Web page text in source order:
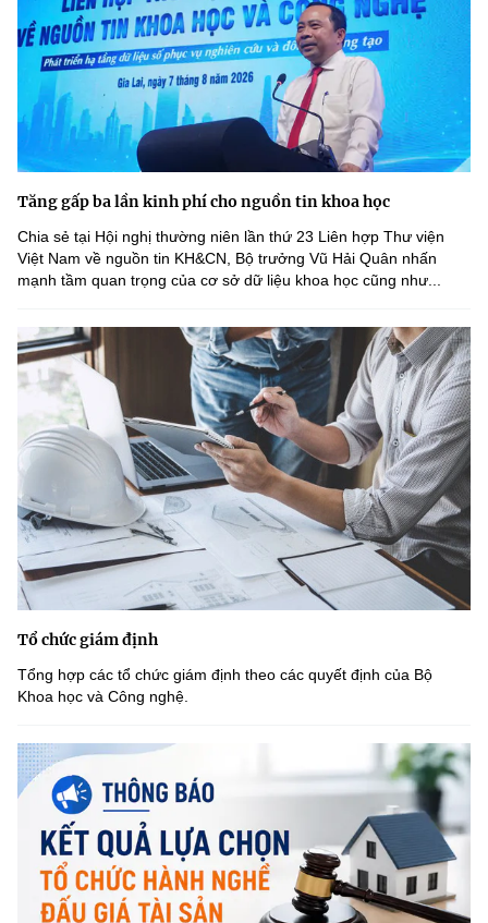
Tăng gấp ba lần kinh phí cho nguồn tin khoa học
Chia sẻ tại Hội nghị thường niên lần thứ 23 Liên hợp Thư viện
Việt Nam về nguồn tin KH&CN, Bộ trưởng Vũ Hải Quân nhấn
mạnh tầm quan trọng của cơ sở dữ liệu khoa học cũng như...
Tổ chức giám định
Tổng hợp các tổ chức giám định theo các quyết định của Bộ
Khoa học và Công nghệ.